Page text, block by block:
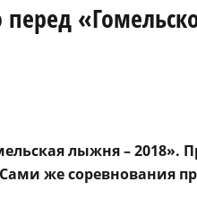
лыжня – 2018».
же соревнования